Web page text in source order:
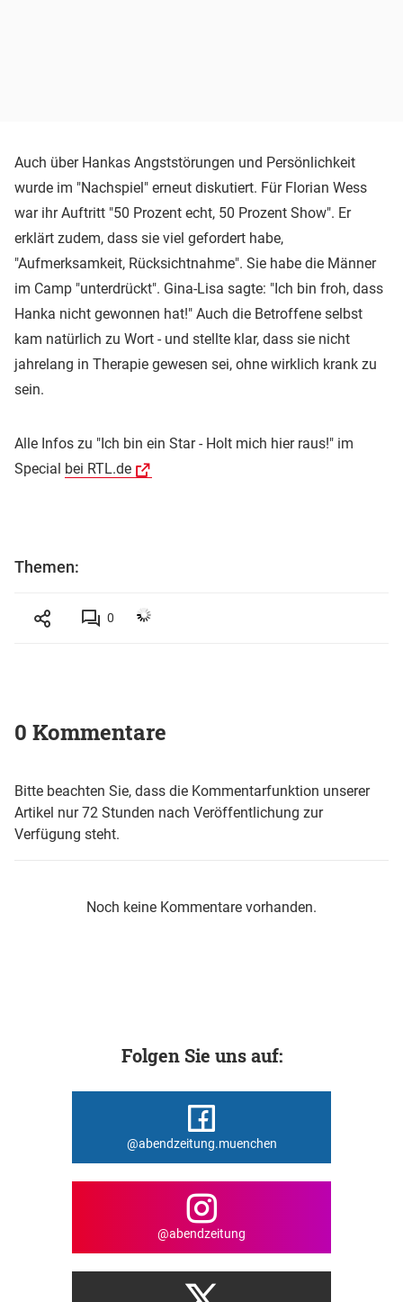
Auch über Hankas Angststörungen und Persönlichkeit
wurde im "Nachspiel" erneut diskutiert. Für Florian Wess
war ihr Auftritt "50 Prozent echt, 50 Prozent Show". Er
erklärt zudem, dass sie viel gefordert habe,
"Aufmerksamkeit, Rücksichtnahme". Sie habe die Männer
im Camp "unterdrückt". Gina-Lisa sagte: "Ich bin froh, dass
Hanka nicht gewonnen hat!" Auch die Betroffene selbst
kam natürlich zu Wort - und stellte klar, dass sie nicht
jahrelang in Therapie gewesen sei, ohne wirklich krank zu
sein.
Alle Infos zu "Ich bin ein Star - Holt mich hier raus!" im
Special bei RTL.de
Themen:
0
0 Kommentare
Bitte beachten Sie, dass die Kommentarfunktion unserer
Artikel nur 72 Stunden nach Veröffentlichung zur
Verfügung steht.
Noch keine Kommentare vorhanden.
Folgen Sie uns auf:
@abendzeitung.muenchen
@abendzeitung